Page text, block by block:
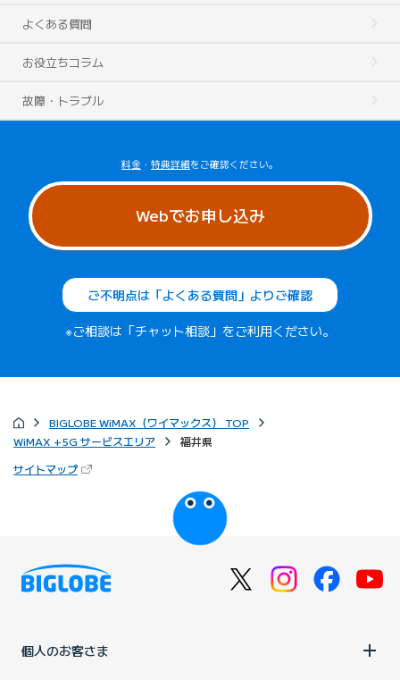
よくある質問
お役立ちコラム
故障・トラブル
料金 ・ 特典詳細をご確認ください。
Webでお申し込み
ご不明点は「よくある質問」よりご確認
※ご相談は「チャット相談」をご利用ください。
BIGLOBE WiMAX（ワイマックス） TOP
WiMAX +5G サービスエリア
福井県
サイトマップ（新しいタブで開きます）
個人のお客さま